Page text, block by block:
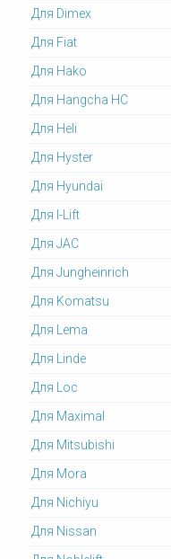
Для Dimex
Для Fiat
Для Hako
Для Hangcha HC
Для Heli
Для Hyster
Для Hyundai
Для I-Lift
Для JAC
Для Jungheinrich
Для Komatsu
Для Lema
Для Linde
Для Loc
Для Maximal
Для Mitsubishi
Для Mora
Для Nichiyu
Для Nissan